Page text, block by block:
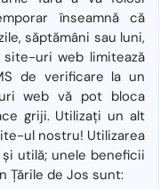
înseamnă că
săptămâni sau luni,
uri web limitează
de verificare la un
web vă pot bloca
griji. Utilizați un alt
ul nostru! Utilizarea
utilă; unele beneficii
Țările de Jos sunt: